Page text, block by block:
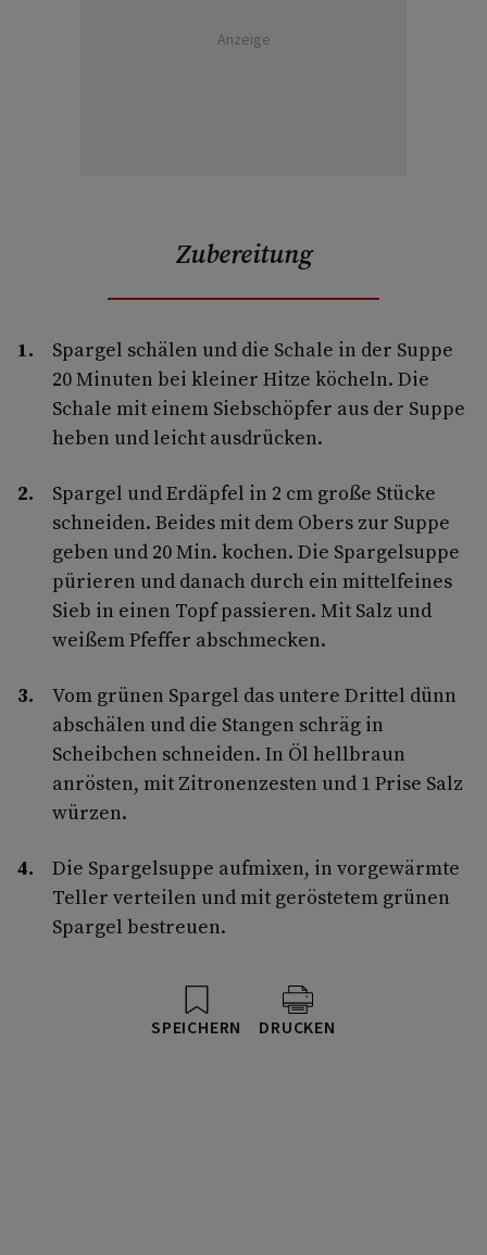
Anzeige
Zubereitung
Spargel schälen und die Schale in der Suppe
20 Minuten bei kleiner Hitze köcheln. Die
Schale mit einem Siebschöpfer aus der Suppe
heben und leicht ausdrücken.
Spargel und Erdäpfel in 2 cm große Stücke
schneiden. Beides mit dem Obers zur Suppe
geben und 20 Min. kochen. Die Spargelsuppe
pürieren und danach durch ein mittelfeines
Sieb in einen Topf passieren. Mit Salz und
weißem Pfeffer abschmecken.
Vom grünen Spargel das untere Drittel dünn
abschälen und die Stangen schräg in
Scheibchen schneiden. In Öl hellbraun
anrösten, mit Zitronenzesten und 1 Prise Salz
würzen.
Die Spargelsuppe aufmixen, in vorgewärmte
Teller verteilen und mit geröstetem grünen
Spargel bestreuen.
SPEICHERN DRUCKEN